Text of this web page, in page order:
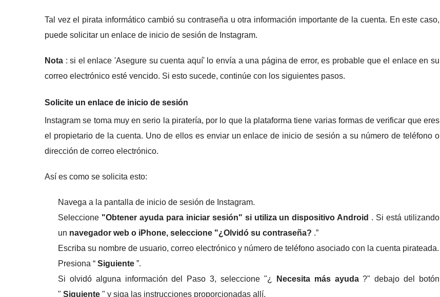
Tal vez el pirata informático cambió su contraseña u otra información importante de la cuenta. En este caso,
puede solicitar un enlace de inicio de sesión de Instagram.
Nota : si el enlace 'Asegure su cuenta aquí' lo envía a una página de error, es probable que el enlace en su
correo electrónico esté vencido. Si esto sucede, continúe con los siguientes pasos.
Solicite un enlace de inicio de sesión
Instagram se toma muy en serio la piratería, por lo que la plataforma tiene varias formas de verificar que eres
el propietario de la cuenta. Uno de ellos es enviar un enlace de inicio de sesión a su número de teléfono o
dirección de correo electrónico.
Así es como se solicita esto:
Navega a la pantalla de inicio de sesión de Instagram.
Seleccione "Obtener ayuda para iniciar sesión" si utiliza un dispositivo Android . Si está utilizando
un navegador web o iPhone, seleccione "¿Olvidó su contraseña? .”
Escriba su nombre de usuario, correo electrónico y número de teléfono asociado con la cuenta pirateada.
Presiona “ Siguiente ”.
Si olvidó alguna información del Paso 3, seleccione "¿
Necesita más ayuda?"debajo del botón
" Siguiente " y siga las instrucciones proporcionadas allí.